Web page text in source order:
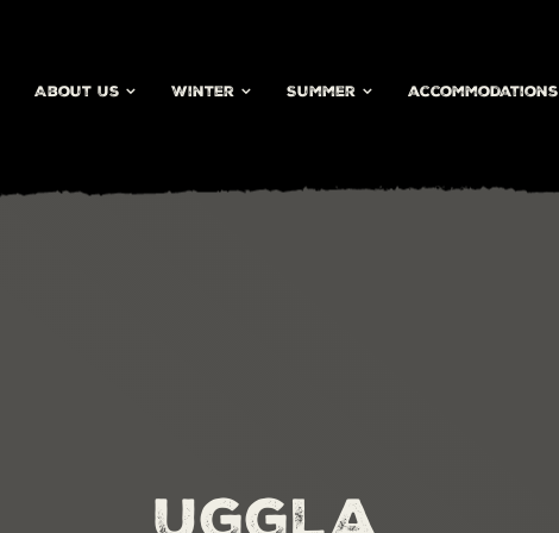
About Us Winter Summer accommodations